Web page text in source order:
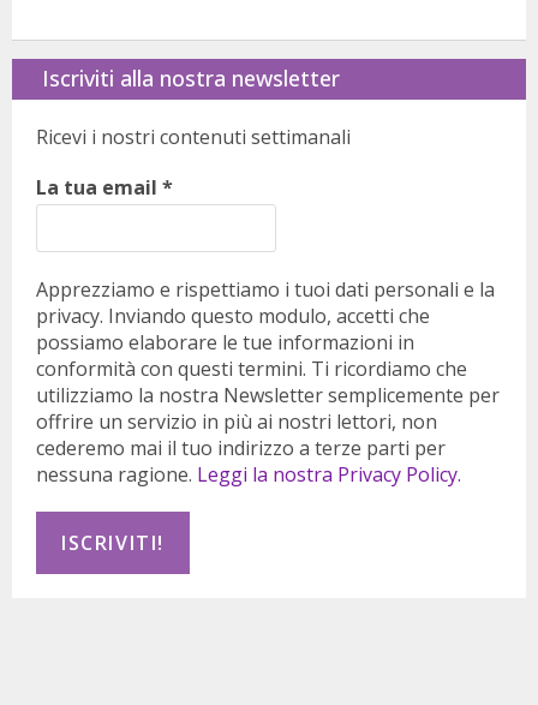
Iscriviti alla nostra newsletter
Ricevi i nostri contenuti settimanali
La tua email *
Apprezziamo e rispettiamo i tuoi dati personali e la
privacy. Inviando questo modulo, accetti che
possiamo elaborare le tue informazioni in
conformità con questi termini. Ti ricordiamo che
utilizziamo la nostra Newsletter semplicemente per
offrire un servizio in più ai nostri lettori, non
cederemo mai il tuo indirizzo a terze parti per
nessuna ragione. Leggi la nostra Privacy Policy.